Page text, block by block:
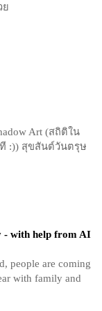
ย
Art (สถิติใน
ที :)) สุขสันต์วันตรุษ
- with help from AI
people are coming
with family and